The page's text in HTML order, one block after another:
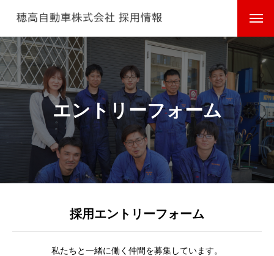
エントリーフォーム
採用エントリーフォーム
私たちと一緒に働く仲間を募集しています。